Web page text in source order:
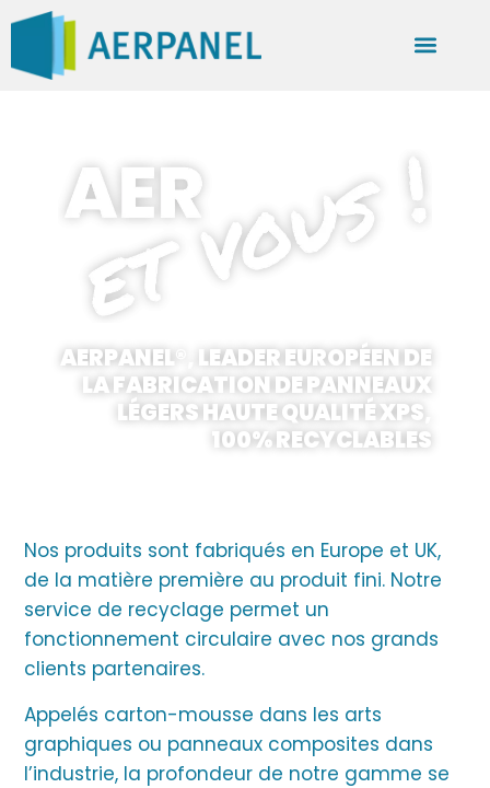
AERPANEL®, LEADER EUROPÉEN DE
LA FABRICATION DE PANNEAUX
LÉGERS HAUTE QUALITÉ XPS,
100% RECYCLABLES
Nos produits sont fabriqués en Europe et UK,
de la matière première au produit fini. Notre
service de recyclage permet un
fonctionnement circulaire avec nos grands
clients partenaires.
Appelés carton-mousse dans les arts
graphiques ou panneaux composites dans
l’industrie, la profondeur de notre gamme se